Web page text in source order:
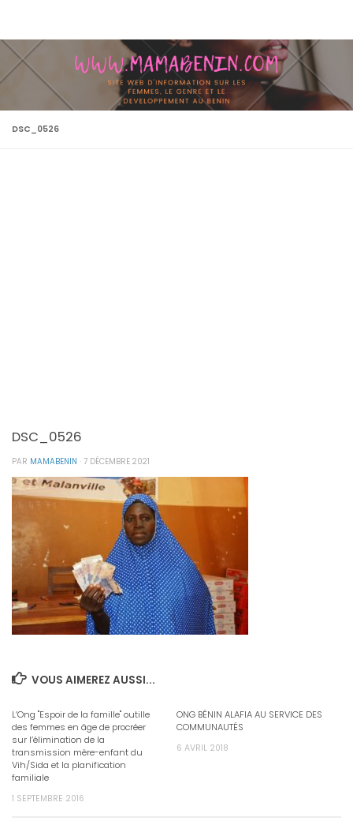
DSC_0526
DSC_0526
PAR MAMABENIN · 7 DÉCEMBRE 2021
VOUS AIMEREZ AUSSI...
L’Ong "Espoir de la famille" outille
des femmes en âge de procréer
sur l’élimination de la
transmission mère-enfant du
Vih/Sida et la planification
familiale
1 SEPTEMBRE 2016
ONG BÉNIN ALAFIA AU SERVICE DES
COMMUNAUTÉS
6 AVRIL 2018